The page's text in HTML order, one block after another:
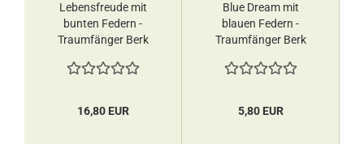
Lebensfreude mit
bunten Federn -
Traumfänger Berk
16,80 EUR
Blue Dream mit
blauen Federn -
Traumfänger Berk
5,80 EUR